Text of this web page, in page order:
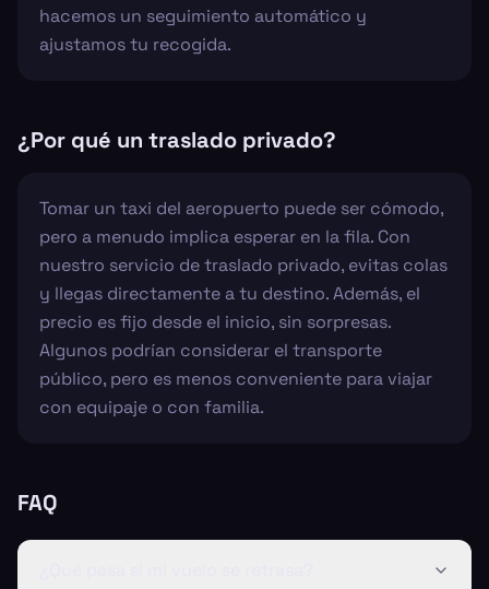
hacemos un seguimiento automático y
ajustamos tu recogida.
¿Por qué un traslado privado?
Tomar un taxi del aeropuerto puede ser cómodo,
pero a menudo implica esperar en la fila. Con
nuestro servicio de traslado privado, evitas colas
y llegas directamente a tu destino. Además, el
precio es fijo desde el inicio, sin sorpresas.
Algunos podrían considerar el transporte
público, pero es menos conveniente para viajar
con equipaje o con familia.
FAQ